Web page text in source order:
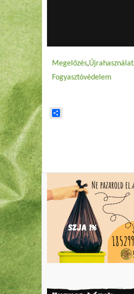
Megelőzés Újrahasználat
Fogyasztóvédelem